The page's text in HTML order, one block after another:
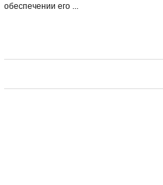
обеспечении его ...